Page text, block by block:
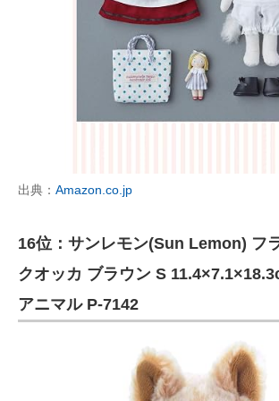
出典： Amazon.co.jp
16位：サンレモン(Sun Lemon) フ
クオッカ ブラウン S
アニマル P-7142